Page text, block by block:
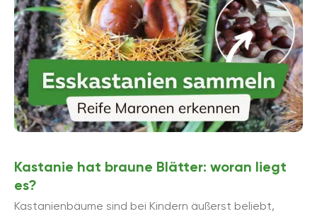
Kastanie hat braune Blätter: woran liegt
es?
Kastanienbäume sind bei Kindern äußerst beliebt,